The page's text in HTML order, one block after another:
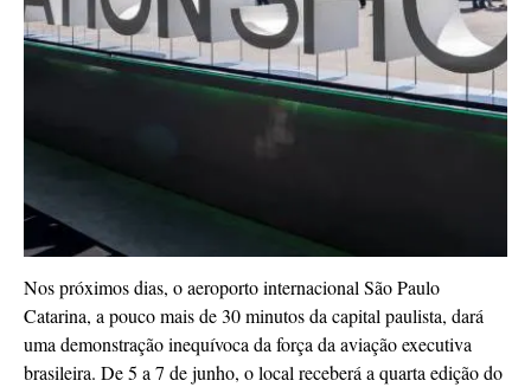
Nos próximos dias, o aeroporto internacional São Paulo
Catarina, a pouco mais de 30 minutos da capital paulista, dará
uma demonstração inequívoca da força da aviação executiva
brasileira. De 5 a 7 de junho, o local receberá a quarta edição do